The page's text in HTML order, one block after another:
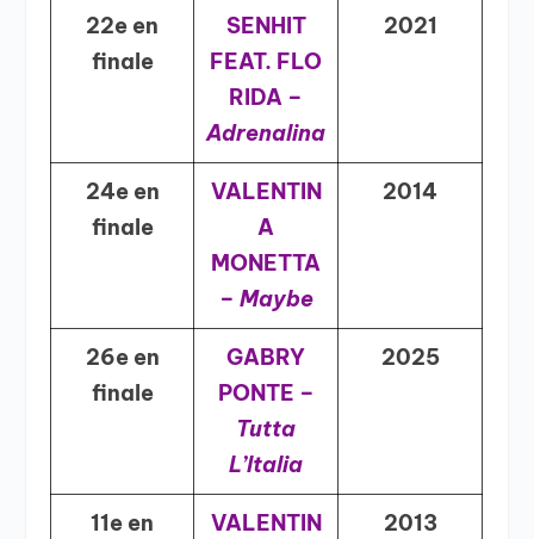
22e en
finale
SENHIT
FEAT. FLO
RIDA –
Adrenalina
2021
24e en
finale
VALENTIN
A
MONETTA
– Maybe
2014
26e en
finale
GABRY
PONTE –
Tutta
L’Italia
2025
11e en
VALENTIN
2013